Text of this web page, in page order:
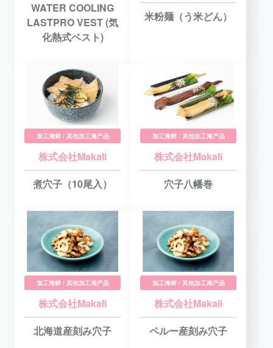
WATER COOLING
LASTPRO VEST (気
化熱式ベスト)
米粉麺（う米どん）
加工海鲜 / 其他加工海产品
株式会社Makali
煮穴子（10尾入）
加工海鲜 / 其他加工海产品
株式会社Makali
穴子八幡巻
加工海鲜 / 其他加工海产品
株式会社Makali
北海道産刻み穴子
加工海鲜 / 其他加工海产品
株式会社Makali
ペルー産刻み穴子